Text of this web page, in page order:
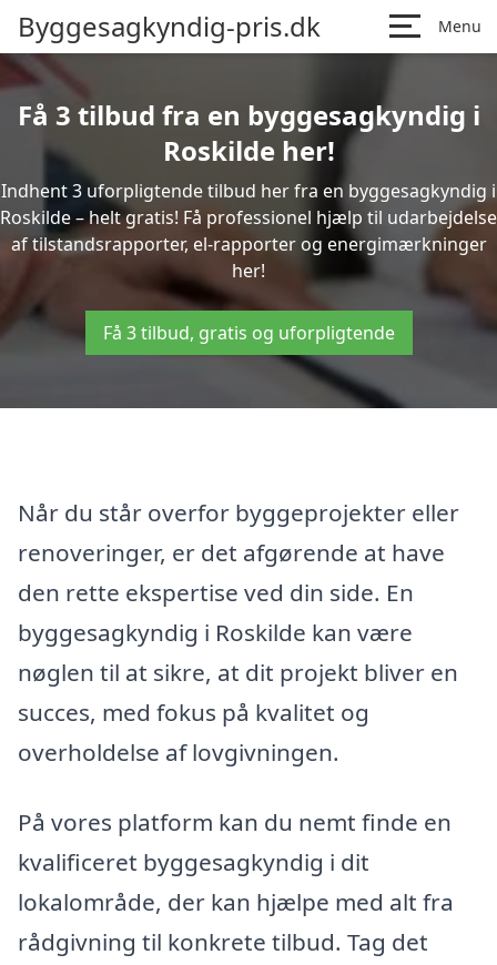
Byggesagkyndig-pris.dk Menu
Få 3 tilbud fra en byggesagkyndig i
Roskilde her!
Indhent 3 uforpligtende tilbud her fra en byggesagkyndig i
Roskilde – helt gratis! Få professionel hjælp til udarbejdelse
af tilstandsrapporter, el-rapporter og energimærkninger
her!
Få 3 tilbud, gratis og uforpligtende
Når du står overfor byggeprojekter eller
renoveringer, er det afgørende at have
den rette ekspertise ved din side. En
byggesagkyndig i Roskilde kan være
nøglen til at sikre, at dit projekt bliver en
succes, med fokus på kvalitet og
overholdelse af lovgivningen.
På vores platform kan du nemt finde en
kvalificeret byggesagkyndig i dit
lokalområde, der kan hjælpe med alt fra
rådgivning til konkrete tilbud. Tag det